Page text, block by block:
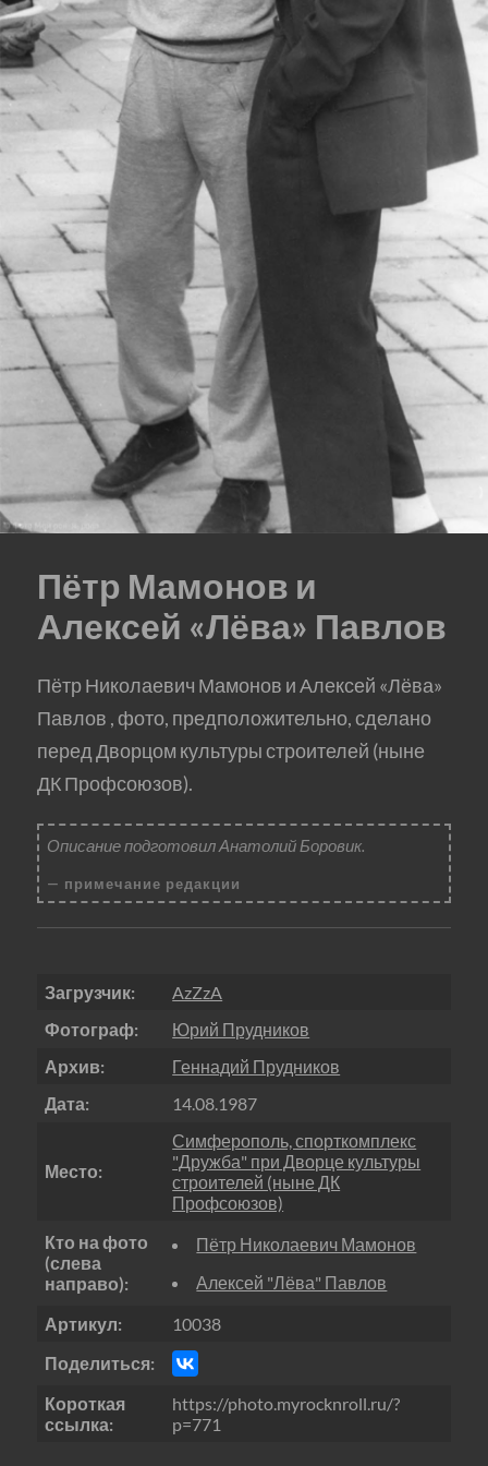
Пётр Мамонов и
Алексей «Лёва» Павлов
Пётр Николаевич Мамонов и Алексей «Лёва»
Павлов , фото, предположительно, сделано
перед Дворцом культуры строителей (ныне
ДК Профсоюзов).
Описание подготовил Анатолий Боровик.
примечание редакции
Загрузчик:
AzZzA
Фотограф:
Юрий Прудников
Архив:
Геннадий Прудников
Дата:
14.08.1987
Место:
Симферополь, спорткомплекс
"Дружба" при Дворце культуры
строителей (ныне ДК
Профсоюзов)
Кто на фото
(слева
направо):
Пётр Николаевич Мамонов
Алексей "Лёва" Павлов
Артикул:
10038
Поделиться:
Короткая
ссылка:
https://photo.myrocknroll.ru/?
p=771